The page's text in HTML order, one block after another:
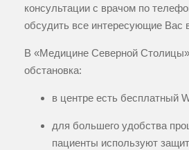
консультации с врачом по
обсудить все интересующие Вас
В «Медицине Северной
обстановка:
в центре есть бесплатный
для большего удобства
пациенты используют